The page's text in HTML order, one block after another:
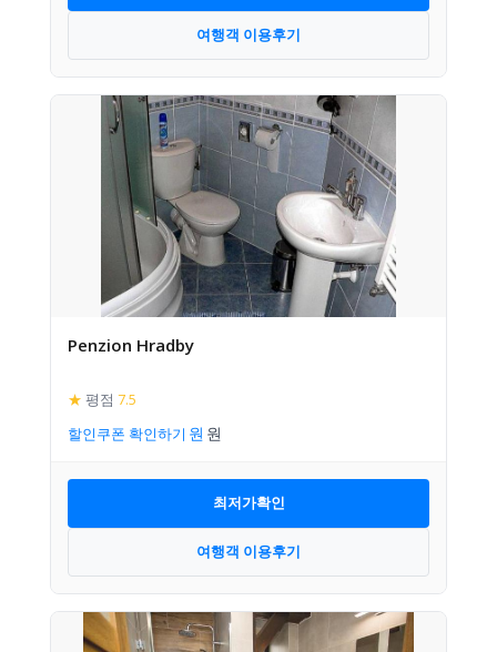
여행객 이용후기
Penzion Hradby
★ 평점 7.5
할인쿠폰 확인하기
최저가확인
여행객 이용후기